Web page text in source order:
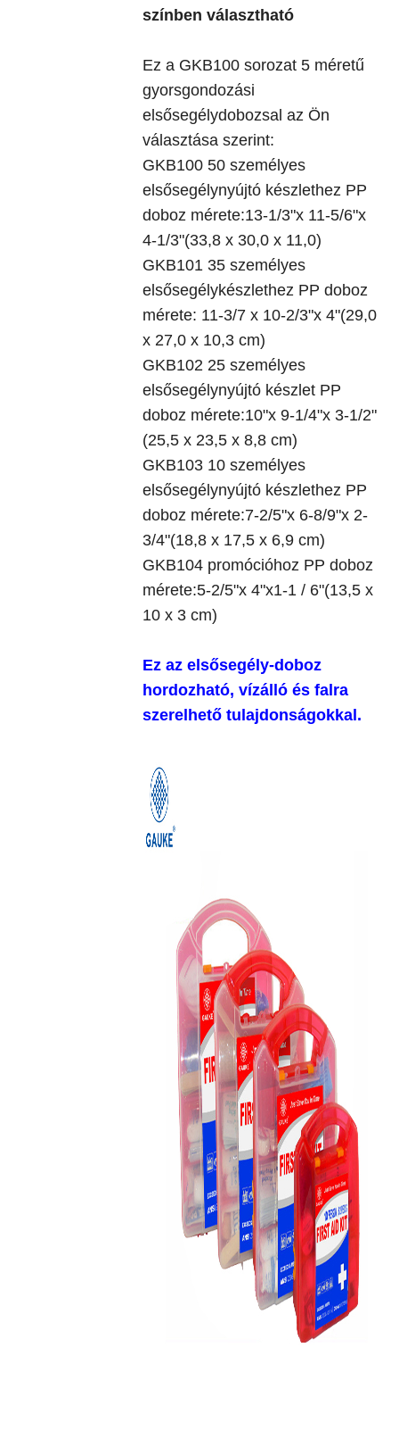
színben választható
Ez a GKB100 sorozat 5 méretű
gyorsgondozási
elsősegélydobozsal az Ön
választása szerint:
GKB100 50 személyes
elsősegélynyújtó készlethez PP
doboz mérete:13-1/3"x 11-5/6"x
4-1/3"(33,8 x 30,0 x 11,0)
GKB101 35 személyes
elsősegélykészlethez PP doboz
mérete: 11-3/7 x 10-2/3"x 4"(29,0
x 27,0 x 10,3 cm)
GKB102 25 személyes
elsősegélynyújtó készlet PP
doboz mérete:10"x 9-1/4"x 3-1/2"
(25,5 x 23,5 x 8,8 cm)
GKB103 10 személyes
elsősegélynyújtó készlethez PP
doboz mérete:7-2/5"x 6-8/9"x 2-
3/4"(18,8 x 17,5 x 6,9 cm)
GKB104 promócióhoz PP doboz
mérete:5-2/5"x 4"x1-1 / 6"(13,5 x
10 x 3 cm)
Ez az elsősegély-doboz
hordozható, vízálló és falra
szerelhető tulajdonságokkal.